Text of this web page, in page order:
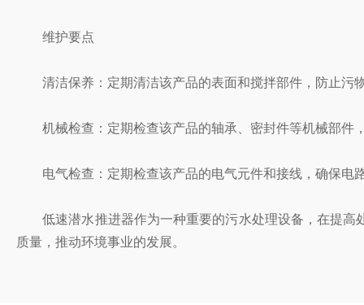
维护要点
清洁保养：定期清洁该产品的表面和搅拌部件，防止污
机械检查：定期检查该产品的轴承、密封件等机械部件
电气检查：定期检查该产品的电气元件和接线，确保电
低速潜水推进器作为一种重要的污水处理设备，在提高
质量，推动环境事业的发展。